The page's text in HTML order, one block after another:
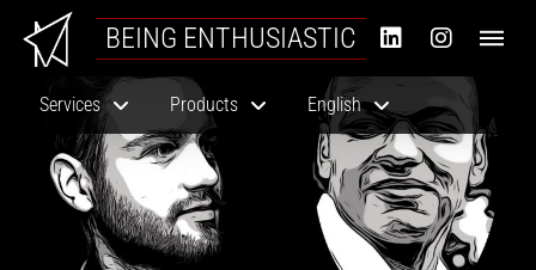
BEING ENTHUSIASTIC
Services Products English